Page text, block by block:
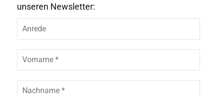
unseren Newsletter: